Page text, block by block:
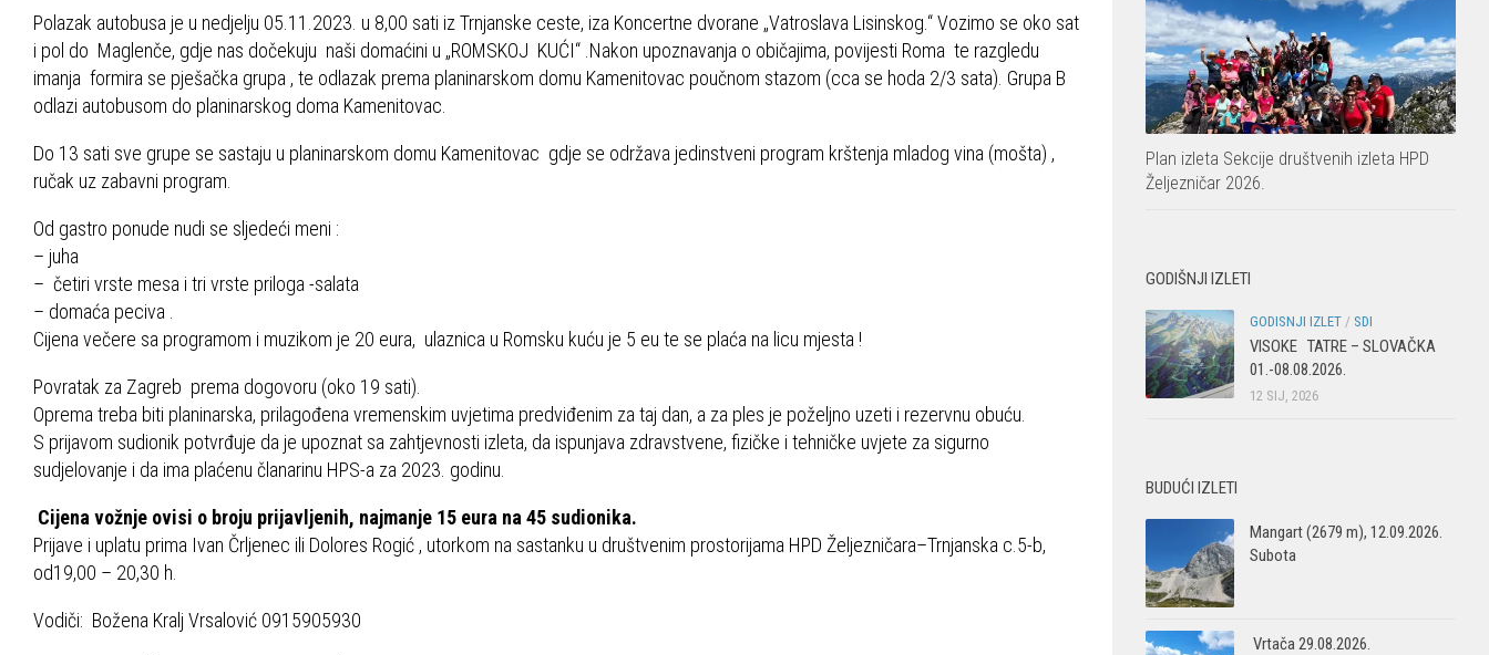
Polazak autobusa je u nedjelju 05.11.2023. u 8,00 sati iz Trnjanske ceste, iza Koncertne dvorane „Vatroslava Lisinskog.“ Vozimo se oko sat
i pol do Maglenče, gdje nas dočekuju naši domaćini u „ROMSKOJ KUĆI“ .Nakon upoznavanja o običajima, povijesti Roma te razgledu
imanja formira se pješačka grupa , te odlazak prema planinarskom domu Kamenitovac poučnom stazom (cca se hoda 2/3 sata). Grupa B
odlazi autobusom do planinarskog doma Kamenitovac.
Do 13 sati sve grupe se sastaju u planinarskom domu Kamenitovac gdje se održava jedinstveni program krštenja mladog vina (mošta) ,
ručak uz zabavni program.
Od gastro ponude nudi se sljedeći meni :
– juha
– četiri vrste mesa i tri vrste priloga -salata
– domaća peciva .
Cijena večere sa programom i muzikom je 20 eura, ulaznica u Romsku kuću je 5 eu te se plaća na licu mjesta !
Povratak za Zagreb prema dogovoru (oko 19 sati).
Oprema treba biti planinarska, prilagođena vremenskim uvjetima predviđenim za taj dan, a za ples je poželjno uzeti i rezervnu obuću.
S prijavom sudionik potvrđuje da je upoznat sa zahtjevnosti izleta, da ispunjava zdravstvene, fizičke i tehničke uvjete za sigurno
sudjelovanje i da ima plaćenu članarinu HPS-a za 2023. godinu.
Cijena vožnje ovisi o broju prijavljenih, najmanje 15 eura na 45 sudionika.
Prijave i uplatu prima Ivan Črljenec ili Dolores Rogić , utorkom na sastanku u društvenim prostorijama HPD Željezničara–Trnjanska c.5-b,
od19,00 – 20,30 h.
Vodiči: Božena Kralj Vrsalović 0915905930
Plan izleta Sekcije društvenih izleta HPD
Željezničar 2026.
GODIŠNJI IZLETI
GODISNJI IZLET / SDI
VISOKE TATRE – SLOVAČKA
01.-08.08.2026.
12 SIJ, 2026
BUDUĆI IZLETI
Mangart (2679 m), 12.09.2026.
Subota
Vrtača 29.08.2026.